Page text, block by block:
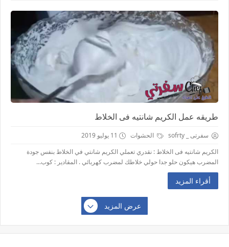
طريقه عمل الكريم شانتيه فى الخلاط
سفرتى _ sofrty الحشوات
11 يوليو 2019
الكريم شانتيه فى الخلاط : نقدري تعملي الكريم شانتي في الخلاط بنفس جودة
المضرب هيكون حلو جدا حولي خلاطك لمضرب كهربائي . المقادير : كوب...
أقراء المزيد
عرض المزيد